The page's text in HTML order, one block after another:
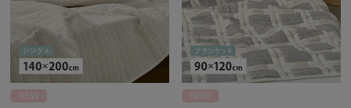
NEW NEW